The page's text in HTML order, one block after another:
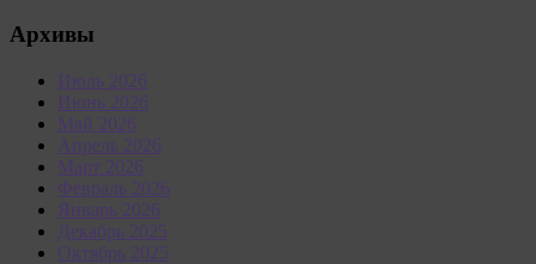
Архивы
Июль 2026
Июнь 2026
Май 2026
Апрель 2026
Март 2026
Февраль 2026
Январь 2026
Декабрь 2025
Октябрь 2025